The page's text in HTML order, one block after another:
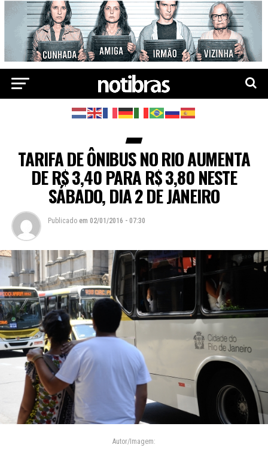
TARIFA DE ÔNIBUS NO RIO AUMENTA
DE R$ 3,40 PARA R$ 3,80 NESTE
SÁBADO, DIA 2 DE JANEIRO
Publicado em 02/01/2016 - 07:30
Autor/Imagem: